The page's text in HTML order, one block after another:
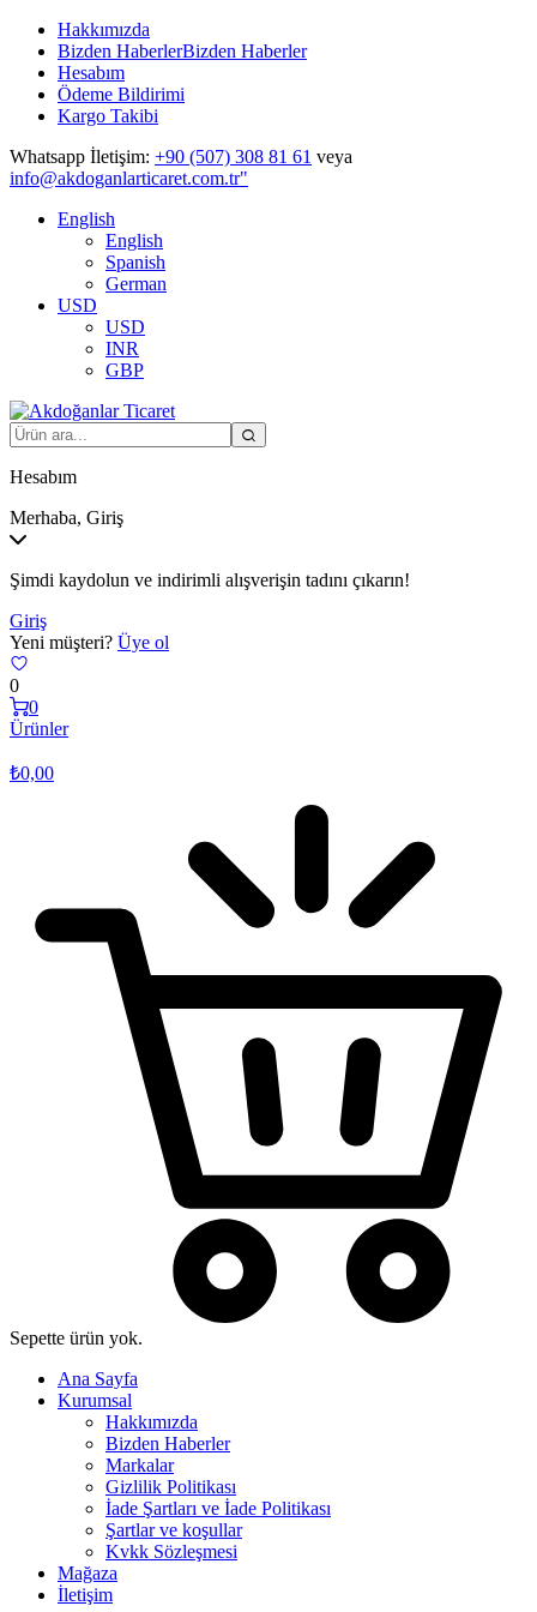
Hakkımızda
Bizden HaberlerBizden Haberler
Hesabım
Ödeme Bildirimi
Kargo Takibi
Whatsapp İletişim: +90 (507) 308 81 61 veya
info@akdoganlarticaret.com.tr"
English
English
Spanish
German
USD
USD
INR
GBP
Hesabım
Merhaba, Giriş
Şimdi kaydolun ve indirimli alışverişin tadını çıkarın!
Giriş
Yeni müşteri? Üye ol
0
0
Ürünler
₺0,00
Sepette ürün yok.
Ana Sayfa
Kurumsal
Hakkımızda
Bizden Haberler
Markalar
Gizlilik Politikası
İade Şartları ve İade Politikası
Şartlar ve koşullar
Kvkk Sözleşmesi
Mağaza
İletişim